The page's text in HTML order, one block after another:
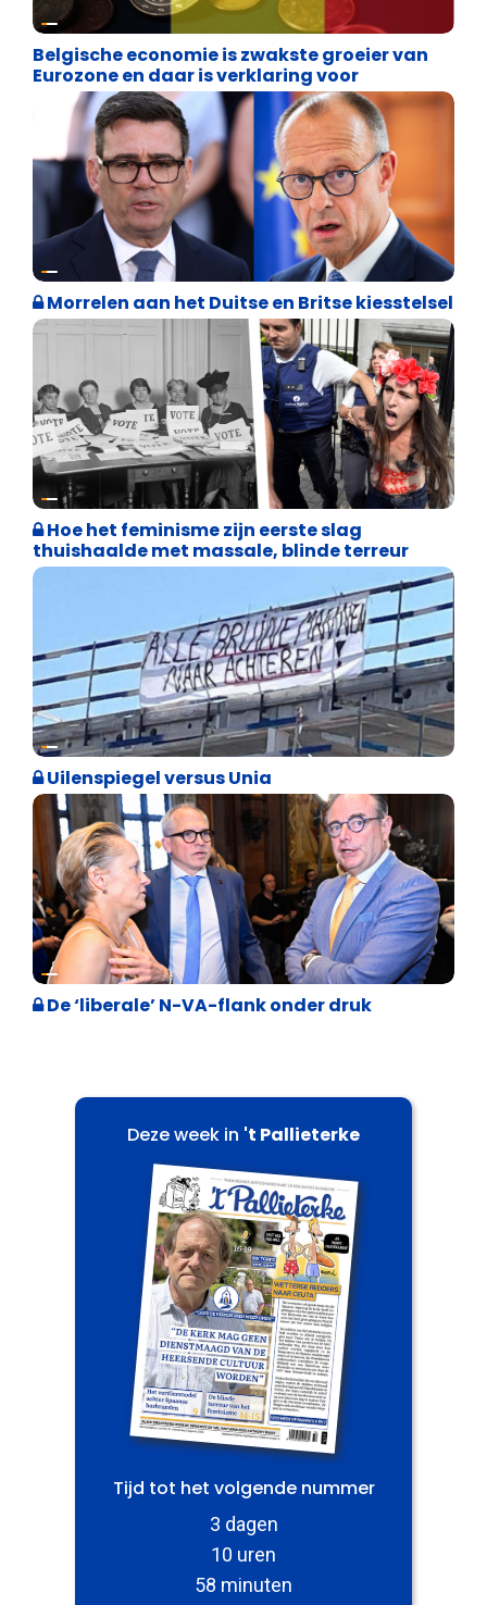
Binnenland politiek
Belgische economie is zwakste groeier van
Eurozone en daar is verklaring voor
Internationale politiek
Morrelen aan het Duitse en Britse kiesstelsel
Cultuuroorlog
Hoe het feminisme zijn eerste slag
thuishaalde met massale, blinde terreur
Cultuuroorlog
Uilenspiegel versus Unia
Binnenland politiek
De ‘liberale’ N-VA-flank onder druk
Deze week in 't Pallieterke
Tijd tot het volgende nummer
3 dagen
10 uren
58 minuten